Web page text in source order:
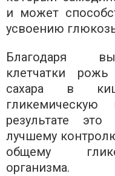
и может
усвоению
Благодаря
клетчатки
сахара в
гликемическую
результате
лучшему
общему
организма.